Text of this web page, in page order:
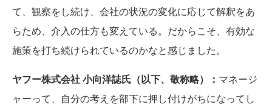
て、観察をし続け、会社の状況の変化に応じて解釈をあ
らため、介入の仕方も変えている。だからこそ、有効な
施策を打ち続けられているのかなと感じました。
ヤフー株式会社 小向洋誌氏（以下、敬称略）： マネージ
ャーって、自分の考えを部下に押し付けがちになってし